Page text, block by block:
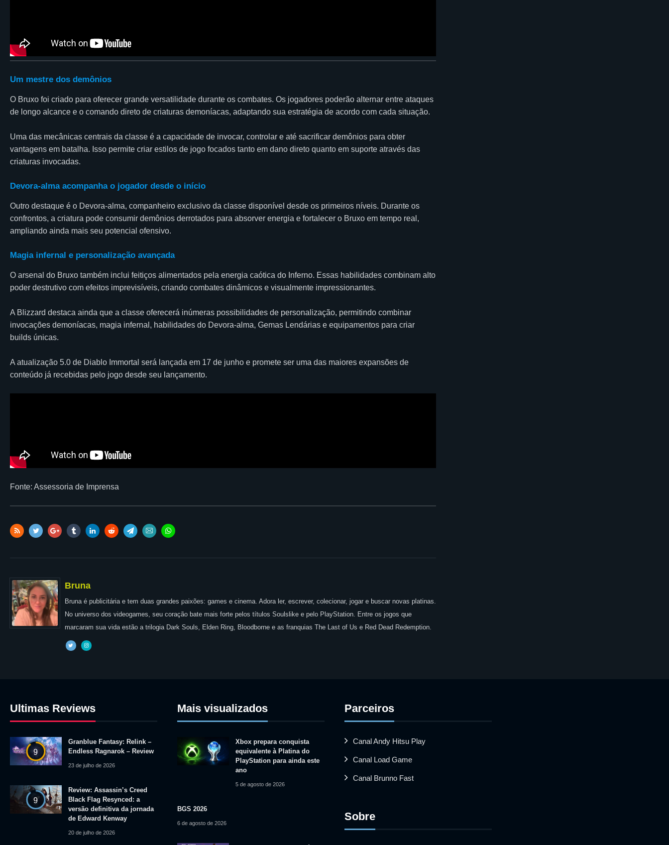
Um mestre dos demônios
O Bruxo foi criado para oferecer grande versatilidade durante os combates. Os jogadores poderão alternar entre ataques
de longo alcance e o comando direto de criaturas demoníacas, adaptando sua estratégia de acordo com cada situação.
Uma das mecânicas centrais da classe é a capacidade de invocar, controlar e até sacrificar demônios para obter
vantagens em batalha. Isso permite criar estilos de jogo focados tanto em dano direto quanto em suporte através das
criaturas invocadas.
Devora-alma acompanha o jogador desde o início
Outro destaque é o Devora-alma, companheiro exclusivo da classe disponível desde os primeiros níveis. Durante os
confrontos, a criatura pode consumir demônios derrotados para absorver energia e fortalecer o Bruxo em tempo real,
ampliando ainda mais seu potencial ofensivo.
Magia infernal e personalização avançada
O arsenal do Bruxo também inclui feitiços alimentados pela energia caótica do Inferno. Essas habilidades combinam alto
poder destrutivo com efeitos imprevisíveis, criando combates dinâmicos e visualmente impressionantes.
A Blizzard destaca ainda que a classe oferecerá inúmeras possibilidades de personalização, permitindo combinar
invocações demoníacas, magia infernal, habilidades do Devora-alma, Gemas Lendárias e equipamentos para criar
builds únicas.
A atualização 5.0 de Diablo Immortal será lançada em 17 de junho e promete ser uma das maiores expansões de
conteúdo já recebidas pelo jogo desde seu lançamento.
Fonte: Assessoria de Imprensa
Bruna
Bruna é publicitária e tem duas grandes paixões: games e cinema. Adora ler, escrever, colecionar, jogar e buscar novas platinas.
No universo dos videogames, seu coração bate mais forte pelos títulos Soulslike e pelo PlayStation. Entre os jogos que
marcaram sua vida estão a trilogia Dark Souls, Elden Ring, Bloodborne e as franquias The Last of Us e Red Dead Redemption.
Ultimas Reviews
9
Granblue Fantasy: Relink –
Endless Ragnarok – Review
23 de julho de 2026
9
Review: Assassin’s Creed
Black Flag Resynced: a
versão definitiva da jornada
de Edward Kenway
20 de julho de 2026
Mais visualizados
Xbox prepara conquista
equivalente à Platina do
PlayStation para ainda este
ano
5 de agosto de 2026
BGS 2026
6 de agosto de 2026
Parceiros
Canal Andy Hitsu Play
Canal Load Game
Canal Brunno Fast
Sobre